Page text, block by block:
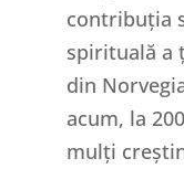
contribuția
spirituală a
din
acum, la
mulți